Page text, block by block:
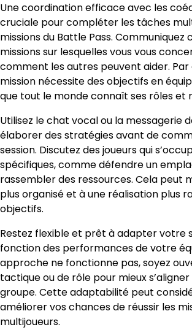
Une coordination efficace avec les
cruciale pour compléter les tâches
missions du Battle Pass. Communiquez
missions sur lesquelles vous vous
comment les autres peuvent aider. Par
mission nécessite des objectifs en
que tout le monde connaît ses rôles et
Utilisez le chat vocal ou la messagerie
élaborer des stratégies avant de
session. Discutez des joueurs qui
spécifiques, comme défendre un
rassembler des ressources. Cela peut
plus organisé et à une réalisation plus
objectifs.
Restez flexible et prêt à adapter votre
fonction des performances de votre
approche ne fonctionne pas, soyez
tactique ou de rôle pour mieux
groupe. Cette adaptabilité peut
améliorer vos chances de réussir les
multijoueurs.